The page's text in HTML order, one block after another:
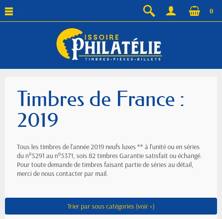
0
Timbres de France :
2019
Tous les timbres de l'année 2019 neufs luxes ** à l'unité ou en séries
du n°5291 au n°5371, sois 82 timbres Garantie satisfait ou échangé.
Pour toute demande de timbres faisant partie de séries au détail,
merci de nous contacter par mail.
Trier par sous catégories (voir +)